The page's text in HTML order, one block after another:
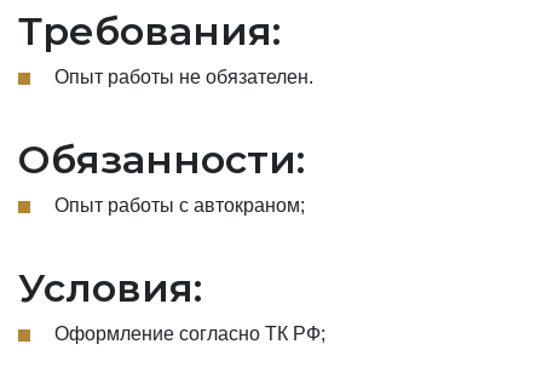
Требования:
Опыт работы не обязателен.
Обязанности:
Опыт работы с автокраном;
Условия:
Оформление согласно ТК РФ;